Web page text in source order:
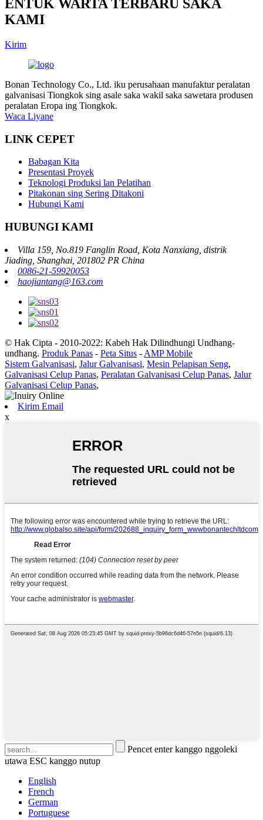
ENTUK WARTA TERBARU SAKA
KAMI
Kirim
Bonan Technology Co., Ltd. iku perusahaan manufaktur peralatan
galvanisasi Tiongkok sing asale saka wakil saka sawetara produsen
peralatan Eropa ing Tiongkok.
Waca Liyane
LINK CEPET
Babagan Kita
Presentasi Proyek
Teknologi Produksi lan Pelatihan
Pitakonan sing Sering Ditakoni
Hubungi Kami
HUBUNGI KAMI
Villa 159, No.819 Fanglin Road, Kota Nanxiang, distrik
Jiading, Shanghai, 201802 PR China
0086-21-59920053
haojiantang@163.com
© Hak Cipta - 2010-2022: Kabeh Hak Dilindhungi Undhang-
undhang. Produk Panas - Peta Situs - AMP Mobile
Sistem Galvanisasi, Jalur Galvanisasi, Mesin Pelapisan Seng,
Galvanisasi Celup Panas, Peralatan Galvanisasi Celup Panas, Jalur
Galvanisasi Celup Panas,
Kirim Email
x
Pencet enter kanggo nggoleki
utawa ESC kanggo nutup
English
French
German
Portuguese